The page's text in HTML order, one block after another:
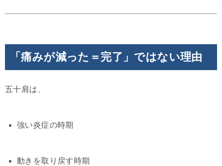
「痛みが減った＝完了」ではない理由
五十肩は、
強い炎症の時期
動きを取り戻す時期